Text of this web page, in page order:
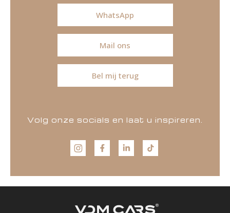
WhatsApp
Mail ons
Bel mij terug
Volg onze socials en laat u inspireren.